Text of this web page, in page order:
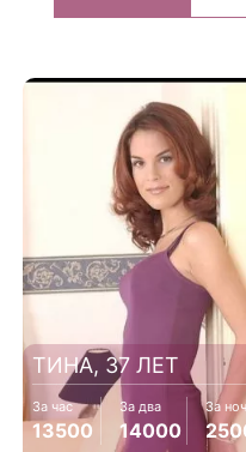
ТИНА, 37 ЛЕТ
За час
13500
За два
14000
За